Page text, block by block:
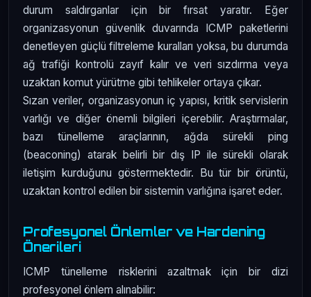
durum saldırganlar için bir fırsat yaratır. Eğer
organizasyonun güvenlik duvarında ICMP paketlerini
denetleyen güçlü filtreleme kuralları yoksa, bu durumda
ağ trafiği kontrolü zayıf kalır ve veri sızdırma veya
uzaktan komut yürütme gibi tehlikeler ortaya çıkar.
Sızan veriler, organizasyonun iç yapısı, kritik servislerin
varlığı ve diğer önemli bilgileri içerebilir. Araştırmalar,
bazı tünelleme araçlarının, ağda sürekli ping
(beaconing) atarak belirli bir dış IP ile sürekli olarak
iletişim kurduğunu göstermektedir. Bu tür bir örüntü,
uzaktan kontrol edilen bir sistemin varlığına işaret eder.
Profesyonel Önlemler ve Hardening
Önerileri
ICMP tünelleme risklerini azaltmak için bir dizi
profesyonel önlem alınabilir: